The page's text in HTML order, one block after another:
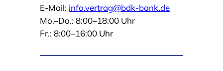
E-Mail: info.vertrag@bdk-bank.de
Mo.–Do.: 8:00–18:00 Uhr
Fr.: 8:00–16:00 Uhr